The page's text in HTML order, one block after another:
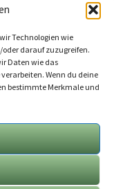
Technologien wie
darauf zuzugreifen.
Daten wie das
Wenn du deine
bestimmte Merkmale und